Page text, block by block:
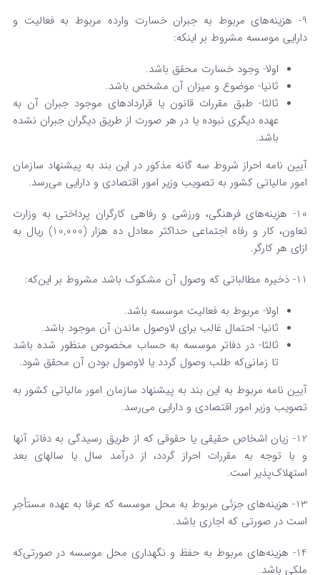
9- هزینه‌های مربوط به جبران خسارت وارده مربوط به فعالیت و
دارایی موسسه مشروط بر این­که:
اولا- وجود خسارت محقق باشد.
ثانیا- موضوع و میزان آن مشخص باشد.
ثالثا- طبق مقررات قانون یا قراردادهای موجود جبران آن به
عهده دیگری نبوده یا در هر صورت از طریق دیگران جبران نشده
باشد.
آیین ­نامه احراز شروط سه ­گانه مذکور در این بند به پیشنهاد سازمان
امور مالیاتی کشور به تصویب وزیر امور اقتصادی و دارایی می‌رسد.
10- هزینه‌های فرهنگی، ورزشی و رفاهی کارگران پرداختی به وزارت
تعاون، کار و رفاه اجتماعی حداکثر معادل ده هزار (10,000) ریال به
ازای هر کارگر.
11- ذخیره مطالباتی که وصول آن مشکوک باشد مشروط بر این‌که:
اولا- مربوط به فعالیت موسسه باشد.
ثانیا- احتمال غالب برای لاوصول ماندن‌ آن موجود باشد.
ثالثا- در دفاتر موسسه به حساب مخصوص منظور شده باشد
تا زمانی‌که طلب وصول گردد یا لاوصول بودن آن محقق شود.
آیین­ نامه مربوط به این بند به پیشنهاد سازمان امور مالیاتی کشور به
تصویب وزیر امور اقتصادی و دارایی می‌رسد.
12- ‌زیان اشخاص حقیقی یا حقوقی که از طریق رسیدگی به دفاتر آنها
و با توجه به مقررات احراز گردد، از درآمد سال یا سال­های بعد
استهلاک‌‌پذیر است.
13- هزینه‌های­ جزئی مربوط به محل­ موسسه­ که عرفا به عهده­ مستأجر
است در صورتی ­که اجاری ­باشد.
14- هزینه‌های مربوط به حفظ و نگهداری محل موسسه در صورتی‌که
ملکی باشد.